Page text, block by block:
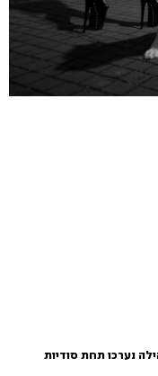
נערכו תחת סודיות